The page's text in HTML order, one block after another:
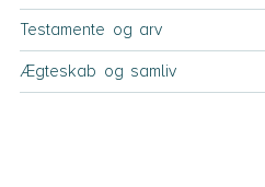
Testamente og arv
Ægteskab og samliv